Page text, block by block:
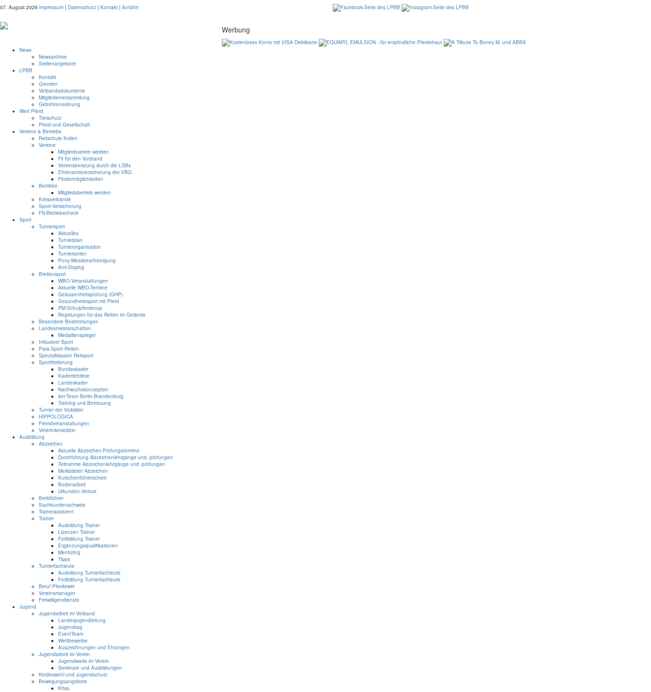
07. August 2026 Impressum | Datenschutz | Kontakt | Anfahrt
Werbung
News
Newsarchive
Stellenangebote
LPBB
Kontakt
Gremien
Verbandsdokumente
Mitgliederversammlung
Gebührenordnung
Wert Pferd
Tierschutz
Pferd und Gesellschaft
Vereine & Betriebe
Reitschule finden
Vereine
Mitgliedsverein werden
Fit für den Vorstand
Vereinsberatung durch die LSBs
Ehrenamtsversicherung der VBG
Fördermöglichkeiten
Betriebe
Mitgliedsbetrieb werden
Kreisverbände
Sport-Versicherung
FN-Betriebecheck
Sport
Turniersport
Aktuelles
Turnierplan
Turnierorganisation
Turnierserien
Pony-Messbescheinigung
Anti-Doping
Breitensport
WBO-Veranstaltungen
Aktuelle WBO-Termine
Gelassenheitsprüfung (GHP)
Gesundheitssport mit Pferd
PM-Schulpferdecup
Regelungen für das Reiten im Gelände
Besondere Bestimmungen
Landesmeisterschaften
Medaillenspiegel
Inklusiver Sport
Para-Sport Reiten
Spezialklassen Reitsport
Sportförderung
Bundeskader
Kaderrichtlinie
Landeskader
Nachwuchskonzeption
8er-Team Berlin-Brandenburg
Training und Betreuung
Turnier der Vorbilder
HIPPOLOGICA
Fremdveranstaltungen
Veterinärmedizin
Ausbildung
Abzeichen
Aktuelle Abzeichen-Prüfungstermine
Durchführung Abzeichenlehrgänge und -prüfungen
Teilnahme Abzeichenlehrgänge und -prüfungen
Merkblätter Abzeichen
Kutschenführerschein
Bodenarbeit
Urkunden-Verlust
Berittführer
Sachkundenachweis
Trainerassistent
Trainer
Ausbildung Trainer
Lizenzen Trainer
Fortbildung Trainer
Ergänzungsqualifikationen
Mentoring
Tipps
Turnierfachleute
Ausbildung Turnierfachleute
Fortbildung Turnierfachleute
Beruf Pferdewirt
Vereinsmanager
Freiwilligendienste
Jugend
Jugendarbeit im Verband
Landesjugendleitung
Jugendtag
EventTeam
Wettbewerbe
Auszeichnungen und Ehrungen
Jugendarbeit im Verein
Jugendwarte im Verein
Seminare und Ausbildungen
Kindeswohl und Jugendschutz
Bewegungsangebote
Kitas